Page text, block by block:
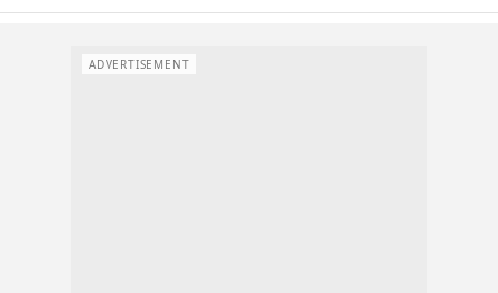
ADVERTISEMENT